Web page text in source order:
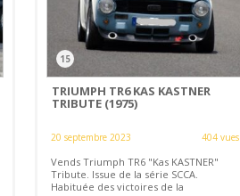
15
TRIUMPH TR6 KAS KASTNER
TRIBUTE (1975)
20 septembre 2023 404 vues
Vends Triumph TR6 "Kas KASTNER"
Tribute. Issue de la série SCCA.
Habituée des victoires de la